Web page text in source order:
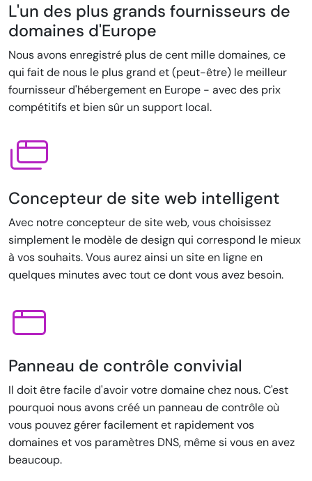
L'un des plus grands fournisseurs de
domaines d'Europe
Nous avons enregistré plus de cent mille domaines, ce
qui fait de nous le plus grand et (peut-être) le meilleur
fournisseur d'hébergement en Europe - avec des prix
compétitifs et bien sûr un support local.
Concepteur de site web intelligent
Avec notre concepteur de site web, vous choisissez
simplement le modèle de design qui correspond le mieux
à vos souhaits. Vous aurez ainsi un site en ligne en
quelques minutes avec tout ce dont vous avez besoin.
Panneau de contrôle convivial
Il doit être facile d'avoir votre domaine chez nous. C'est
pourquoi nous avons créé un panneau de contrôle où
vous pouvez gérer facilement et rapidement vos
domaines et vos paramètres DNS, même si vous en avez
beaucoup.